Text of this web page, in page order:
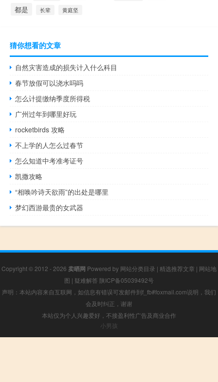
都是 长辈 黄庭坚
猜你想看的文章
自然灾害造成的损失计入什么科目
春节放假可以浇水吗吗
怎么计提缴纳季度所得税
广州过年到哪里好玩
rocketbirds 攻略
不上学的人怎么过春节
怎么知道中考准考证号
凯撒攻略
“相唤吟诗天欲雨”的出处是哪里
梦幻西游最贵的女武器
Copyright © 2012 - 2026 卖晒网 Powered by 网站分类目录 | 精选推荐文章 | 网站地
图 | 疑难解答 陕ICP备05039492号
声明：本站内容来自互联网，如信息有错误可发邮件到f_fb#foxmail.com说明，我们
会及时纠正，谢谢
本站仅为个人兴趣爱好，不接盈利性广告及商业合作
小男孩